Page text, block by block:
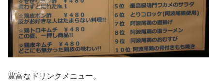
豊富なドリンクメニュー。